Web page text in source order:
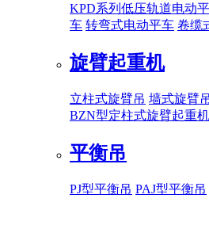
KPD系列低压轨道电动
车 转弯式电动平车 卷缆
旋臂起重机
立柱式旋臂吊 墙式旋臂
BZN型定柱式旋臂起重机
平衡吊
PJ型平衡吊 PAJ型平衡吊